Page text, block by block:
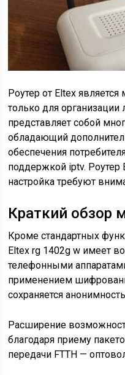
Роутер от Eltex
только для организации
представляет собой
обладающий
обеспечения
поддержкой iptv. Роутер
настройка требуют
Краткий обзор
Кроме стандартных
Eltex rg 1402g w имеет
телефонными
применением
сохраняется
Расширение
благодаря приему
передачи FTTH —